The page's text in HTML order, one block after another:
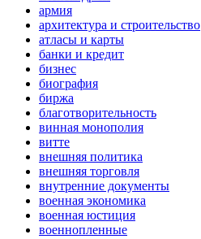
армия
архитектура и строительство
атласы и карты
банки и кредит
бизнес
биография
биржа
благотворительность
винная монополия
витте
внешняя политика
внешняя торговля
внутренние документы
военная экономика
военная юстиция
военнопленные